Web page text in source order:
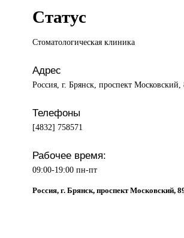
Статус
Стоматологическая клиника
Адрес
Россия, г. Брянск, проспект Московский,
Телефоны
[4832] 758571
Рабочее время:
09:00-19:00 пн-пт
Россия, г. Брянск, проспект Московский,